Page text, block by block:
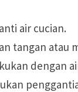
air cucian.
tangan atau
dengan